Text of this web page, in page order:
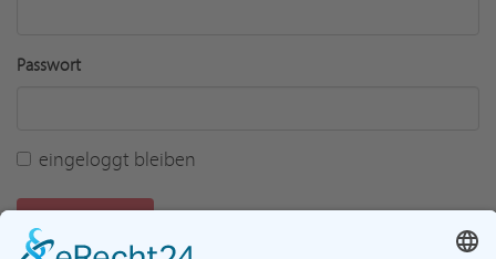
Passwort
eingeloggt bleiben